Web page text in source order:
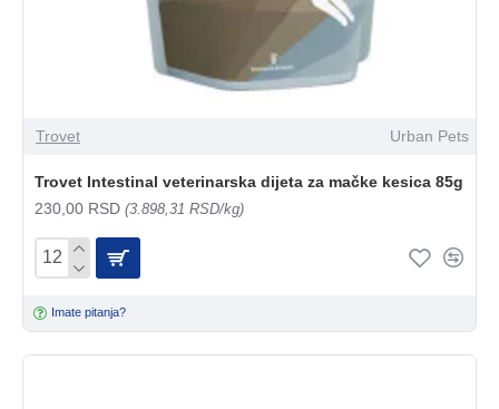
Trovet Urban Pets
Trovet Intestinal veterinarska dijeta za mačke kesica 85g
230,00 RSD (3.898,31 RSD/kg)
Imate pitanja?